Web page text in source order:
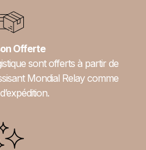
Offerte
sont offerts à partir de
Mondial Relay comme